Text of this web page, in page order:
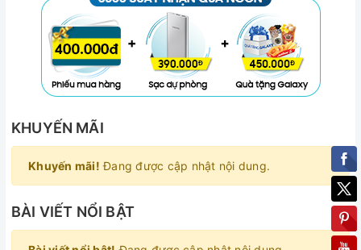
KHUYẾN MÃI
Khuyến mãi! Đang được cập nhật nội dung.
BÀI VIẾT NỔI BẬT